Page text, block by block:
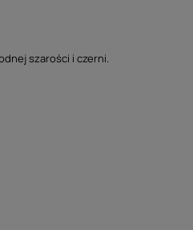
szarości i czerni.